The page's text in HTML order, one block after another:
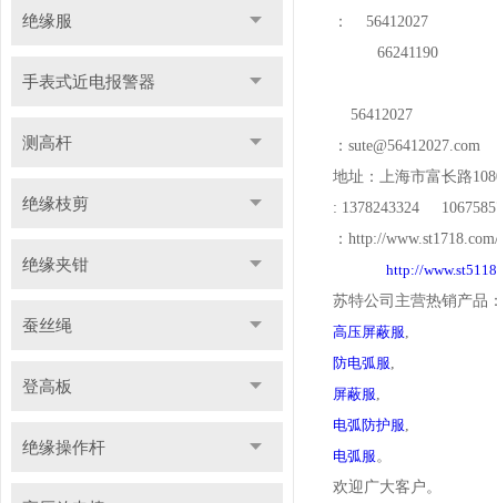
绝缘服
手表式近电报警器
测高杆
绝缘枝剪
绝缘夹钳
蚕丝绳
登高板
绝缘操作杆
：
56412027
66241190
56412027
： sute@56412027.com
地址：上海市富长路
: 1378243324
： http://
http://
苏特公司主营热销产品
高压屏蔽服,
防电弧服,
屏蔽服,
电弧防护服,
电弧服。
欢迎广大客户。